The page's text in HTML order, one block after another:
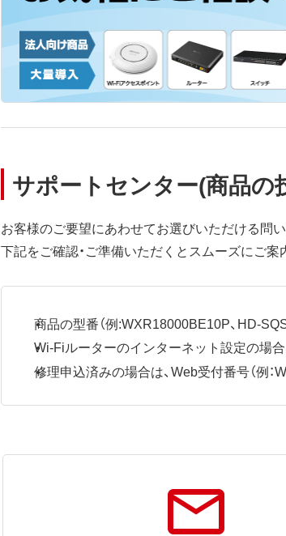
サポートセンター(商品
お客様のご要望にあわせてお選びいただける問
下記をご確認・ご準備いただくとスムーズにご案
商品の型番（例:WXR18000BE10P、HD-
Wi-Fiルーターのインターネット設定の場
修理申込済みの場合は、Web受付番号（例：